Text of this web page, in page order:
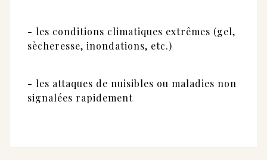
- les conditions climatiques extrêmes (gel,
sècheresse, inondations, etc.)
- les attaques de nuisibles ou maladies non
signalées rapidement